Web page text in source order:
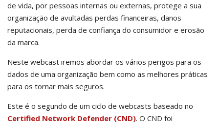
de vida, por pessoas internas ou externas, protege a sua
organização de avultadas perdas financeiras, danos
reputacionais, perda de confiança do consumidor e erosão
da marca.
Neste webcast iremos abordar os vários perigos para os
dados de uma organização bem como as melhores práticas
para os tornar mais seguros.
Este é o segundo de um ciclo de webcasts baseado no
Certified Network Defender (CND). O CND foi